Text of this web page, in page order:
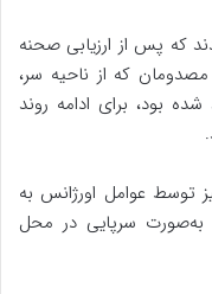
که پس از ارزیابی صحنه
که از ناحیه سر،
بود، برای ادامه روند
توسط عوامل اورژانس به
به‌صورت سرپایی در محل